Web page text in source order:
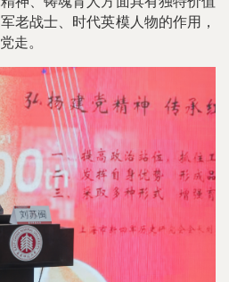
老战士、时代英模人物的作用，
走。